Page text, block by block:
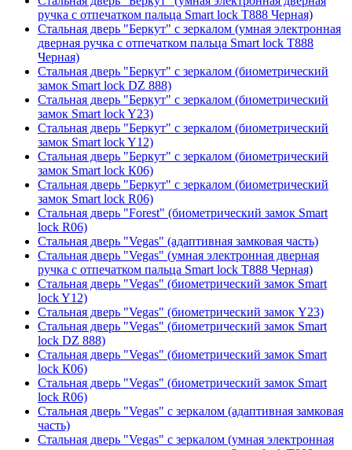
ручка с отпечатком пальца Smart lock T888 Черная)
Стальная дверь "Беркут" с зеркалом (умная электронная
дверная ручка с отпечатком пальца Smart lock T888
Черная)
Стальная дверь "Беркут" с зеркалом (биометрический
замок Smart lock DZ 888)
Стальная дверь "Беркут" с зеркалом (биометрический
замок Smart lock Y23)
Стальная дверь "Беркут" с зеркалом (биометрический
замок Smart lock Y12)
Стальная дверь "Беркут" с зеркалом (биометрический
замок Smart lock К06)
Стальная дверь "Беркут" с зеркалом (биометрический
замок Smart lock R06)
Стальная дверь "Forest" (биометрический замок Smart
lock R06)
Стальная дверь "Vegas" (адаптивная замковая часть)
Стальная дверь "Vegas" (умная электронная дверная
ручка с отпечатком пальца Smart lock T888 Черная)
Стальная дверь "Vegas" (биометрический замок Smart
lock Y12)
Стальная дверь "Vegas" (биометрический замок Y23)
Стальная дверь "Vegas" (биометрический замок Smart
lock DZ 888)
Стальная дверь "Vegas" (биометрический замок Smart
lock К06)
Стальная дверь "Vegas" (биометрический замок Smart
lock R06)
Стальная дверь "Vegas" с зеркалом (адаптивная замковая
часть)
Стальная дверь "Vegas" с зеркалом (умная электронная